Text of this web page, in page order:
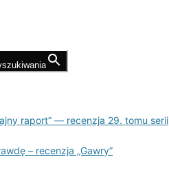
raport” — recenzja 29. tomu serii
– recenzja „Gawry”